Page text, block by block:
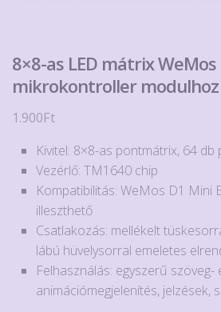
8×8-as LED mátrix
mikrokontroller modulhoz
1.900Ft
Kivitel: 8×8-as pontmátrix, 64 db
Vezérlő: TM1640 chip
Kompatibilitás: WeMos D1 Mini
illeszthető
Csatlakozás: mellékelt
lábú hüvelysorral emeletes
Felhasználás: egyszerű szöveg-
animációmegjelenítés, jelzések,